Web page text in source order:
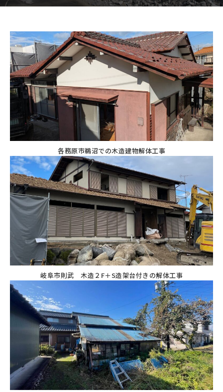
各務原市鵜沼での木造建物解体工事
岐阜市則武 木造２F＋S造架台付きの解体工事